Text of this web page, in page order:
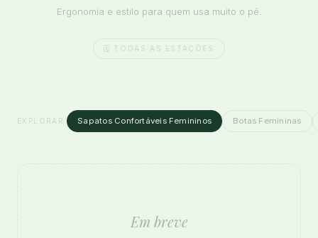
Ergonomia e estilo para quem usa muito o pé.
🗓️ TODAS AS ESTAÇÕES
Sapatos Confortáveis Femininos Botas Femininas
Em breve